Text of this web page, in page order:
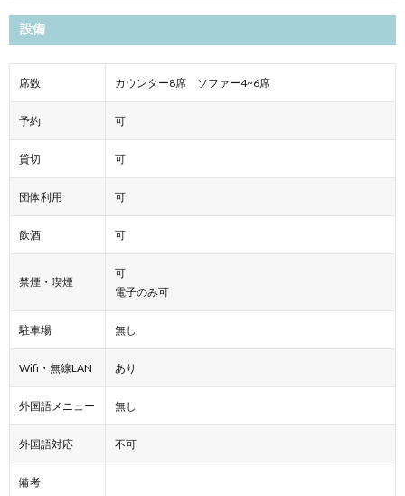
設備
席数 カウンター8席 ソファー4~6席
予約 可
貸切 可
団体利用 可
飲酒 可
禁煙・喫煙
可
電子のみ可
駐車場 無し
Wifi・無線LAN あり
外国語メニュー 無し
外国語対応 不可
備考